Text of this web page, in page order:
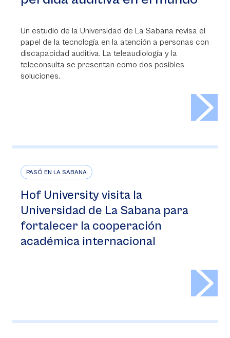
Un estudio de la Universidad de La Sabana revisa el
papel de la tecnología en la atención a personas con
discapacidad auditiva. La teleaudiología y la
teleconsulta se presentan como dos posibles
soluciones.
PASÓ EN LA SABANA
Hof University visita la
Universidad de La Sabana para
fortalecer la cooperación
académica internacional